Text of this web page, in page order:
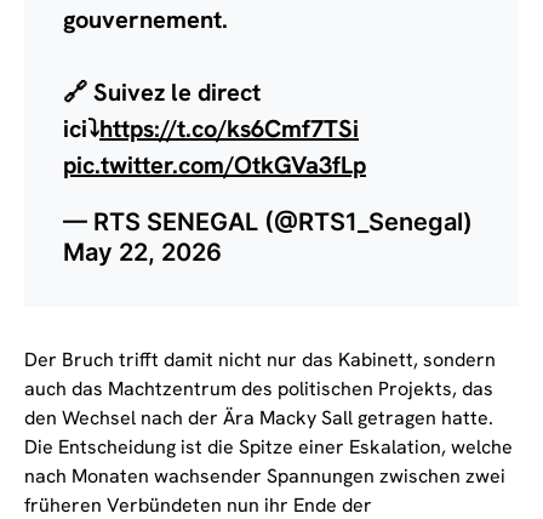
gouvernement.
🔗 Suivez le direct
ici⤵️https://t.co/ks6Cmf7TSi
pic.twitter.com/OtkGVa3fLp
— RTS SENEGAL (@RTS1_Senegal)
May 22, 2026
Der Bruch trifft damit nicht nur das Kabinett, sondern
auch das Machtzentrum des politischen Projekts, das
den Wechsel nach der Ära Macky Sall getragen hatte.
Die Entscheidung ist die Spitze einer Eskalation, welche
nach Monaten wachsender Spannungen zwischen zwei
früheren Verbündeten nun ihr Ende der